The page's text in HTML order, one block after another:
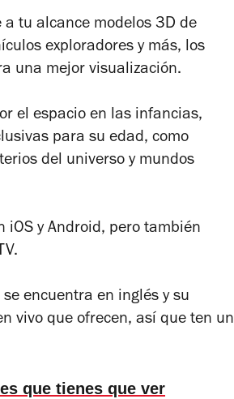
a tu alcance modelos 3D de
exploradores y más, los
una mejor visualización.
el espacio en las infancias,
para su edad, como
del universo y mundos
iOS y Android, pero también
encuentra en inglés y su
vivo que ofrecen, así que ten un
que tienes que ver